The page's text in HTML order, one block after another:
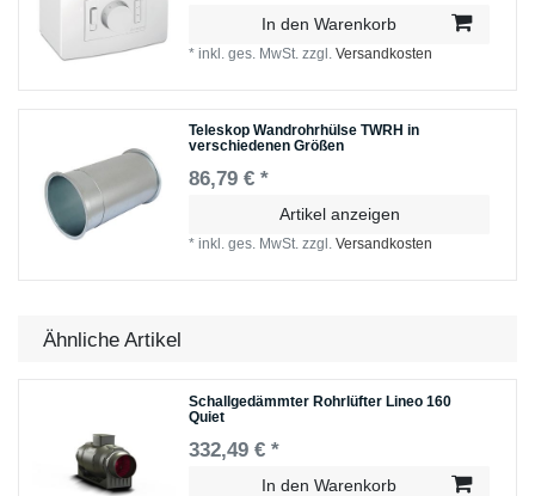
In den Warenkorb
*inkl. ges. MwSt. zzgl.Versandkosten
Teleskop Wandrohrhülse TWRH in
verschiedenen Größen
86,79 € *
Artikel anzeigen
*inkl. ges. MwSt. zzgl.Versandkosten
Ähnliche Artikel
Schallgedämmter Rohrlüfter Lineo 160
Quiet
332,49 € *
In den Warenkorb